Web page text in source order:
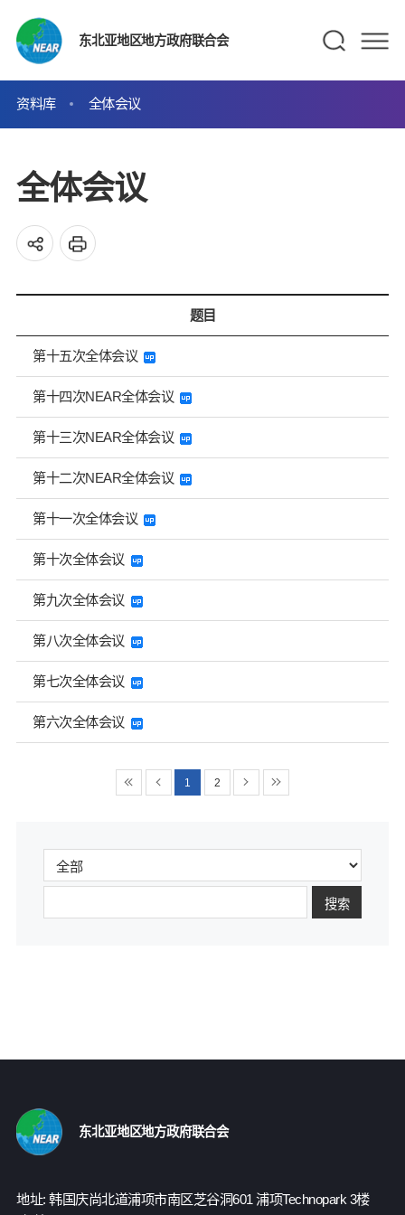
东北亚地区地方政府联合会
资料库 全体会议
全体会议
题目
第十五次全体会议
第十四次NEAR全体会议
第十三次NEAR全体会议
第十二次NEAR全体会议
第十一次全体会议
第十次全体会议
第九次全体会议
第八次全体会议
第七次全体会议
第六次全体会议
1 2
搜索
东北亚地区地方政府联合会
地址: 韩国庆尚北道浦项市南区芝谷洞601 浦项Technopark 3楼